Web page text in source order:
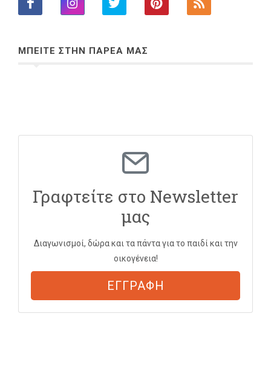
ΜΠΕΙΤΕ ΣΤΗΝ ΠΑΡΕΑ ΜΑΣ
Γραφτείτε στο Newsletter
μας
Διαγωνισμοί, δώρα και τα πάντα για το παιδί και την
οικογένεια!
ΕΓΓΡΑΦΗ